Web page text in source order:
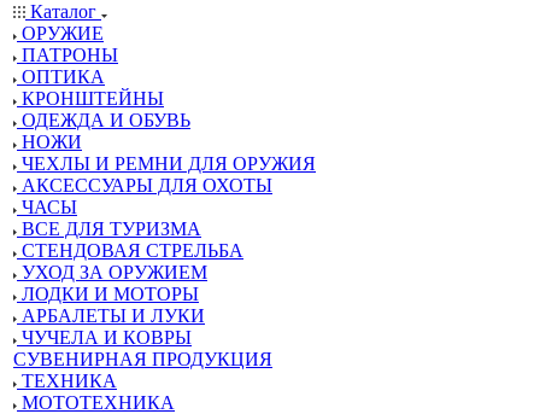
Каталог
ОРУЖИЕ
ПАТРОНЫ
ОПТИКА
КРОНШТЕЙНЫ
ОДЕЖДА И ОБУВЬ
НОЖИ
ЧЕХЛЫ И РЕМНИ ДЛЯ ОРУЖИЯ
АКСЕССУАРЫ ДЛЯ ОХОТЫ
ЧАСЫ
ВСЕ ДЛЯ ТУРИЗМА
СТЕНДОВАЯ СТРЕЛЬБА
УХОД ЗА ОРУЖИЕМ
ЛОДКИ И МОТОРЫ
АРБАЛЕТЫ И ЛУКИ
ЧУЧЕЛА И КОВРЫ
СУВЕНИРНАЯ ПРОДУКЦИЯ
ТЕХНИКА
МОТОТЕХНИКА